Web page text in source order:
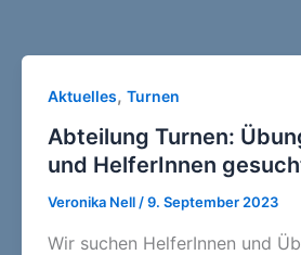
Aktuelles, Turnen
Abteilung Turnen:
und HelferInnen
Veronika Nell/9. September 2023
Wir suchen HelferInnen und